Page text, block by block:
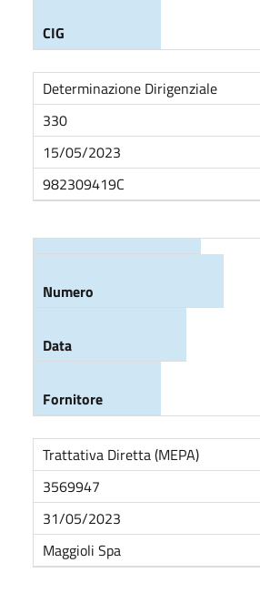
CIG
Determinazione Dirigenziale
330
15/05/2023
982309419C
affidamento
Numero
Data
Fornitore
Trattativa Diretta (MEPA)
3569947
31/05/2023
Maggioli Spa